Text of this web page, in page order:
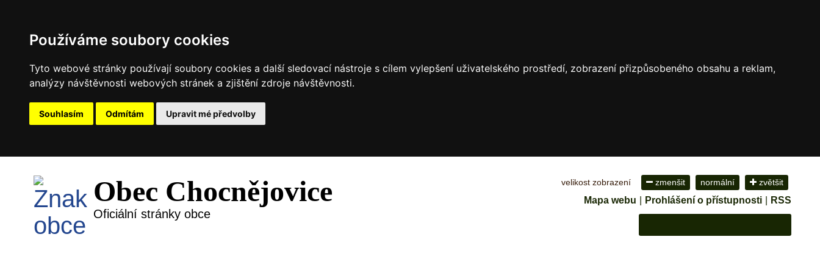
Používáme soubory cookies
Tyto webové stránky používají soubory cookies a další sledovací nástroje s cílem vylepšení uživatelského prostředí, zobrazení přizpůsobeného obsahu a reklam,
analýzy návštěvnosti webových stránek a zjištění zdroje návštěvnosti.
Souhlasím Odmítám Upravit mé předvolby
Obec Chocnějovice
Oficiální stránky obce
velikost zobrazení zmenšit normální zvětšit
Mapa webu Prohlášení o přístupnosti RSS